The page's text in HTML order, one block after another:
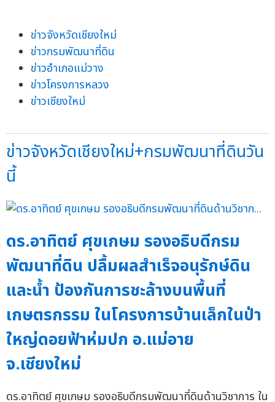
ข่าวจังหวัดเชียงใหม่
ข่าวกรมพัฒนาที่ดิน
ข่าวอำเภอแม่วาง
ข่าวโครงการหลวง
ข่าวเชียงใหม่
ข่าวจังหวัดเชียงใหม่+กรมพัฒนาที่ดินวัน
นี้
ดร.อาทิตย์ ศุขเกษม รองอธิบดีกรม
พัฒนาที่ดิน ปลื้มผลสำเร็จอนุรักษ์ดิน
และน้ำ ป้องกันการชะล้างบนพื้นที่
เกษตรกรรม ในโครงการบ้านเล็กในป่า
ใหญ่ดอยฟ้าห่มปก อ.แม่อาย
จ.เชียงใหม่
ดร.อาทิตย์ ศุขเกษม รองอธิบดีกรมพัฒนาที่ดินด้านวิชาการ ใน